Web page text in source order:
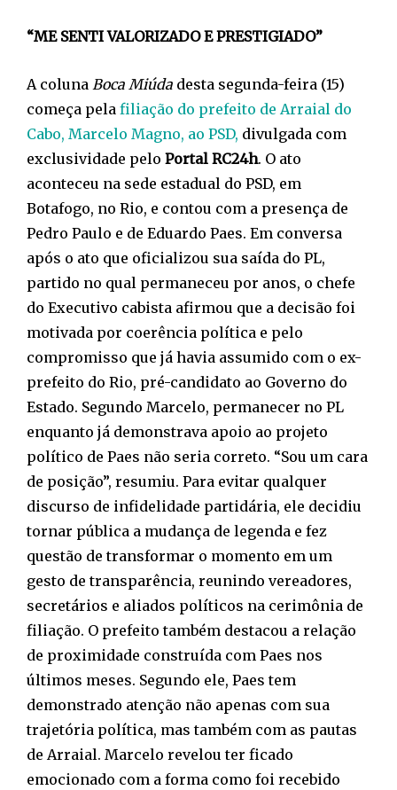
“ME SENTI VALORIZADO E PRESTIGIADO”
A coluna Boca Miúda desta segunda-feira (15)
começa pela filiação do prefeito de Arraial do
Cabo, Marcelo Magno, ao PSD, divulgada com
exclusividade pelo Portal RC24h. O ato
aconteceu na sede estadual do PSD, em
Botafogo, no Rio, e contou com a presença de
Pedro Paulo e de Eduardo Paes. Em conversa
após o ato que oficializou sua saída do PL,
partido no qual permaneceu por anos, o chefe
do Executivo cabista afirmou que a decisão foi
motivada por coerência política e pelo
compromisso que já havia assumido com o ex-
prefeito do Rio, pré-candidato ao Governo do
Estado. Segundo Marcelo, permanecer no PL
enquanto já demonstrava apoio ao projeto
político de Paes não seria correto. “Sou um cara
de posição”, resumiu. Para evitar qualquer
discurso de infidelidade partidária, ele decidiu
tornar pública a mudança de legenda e fez
questão de transformar o momento em um
gesto de transparência, reunindo vereadores,
secretários e aliados políticos na cerimônia de
filiação. O prefeito também destacou a relação
de proximidade construída com Paes nos
últimos meses. Segundo ele, Paes tem
demonstrado atenção não apenas com sua
trajetória política, mas também com as pautas
de Arraial. Marcelo revelou ter ficado
emocionado com a forma como foi recebido